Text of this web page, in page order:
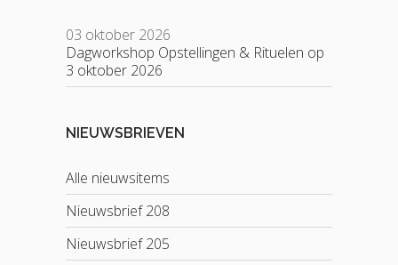
03 oktober 2026
Dagworkshop Opstellingen & Rituelen op
3 oktober 2026
NIEUWSBRIEVEN
Alle nieuwsitems
Nieuwsbrief 208
Nieuwsbrief 205